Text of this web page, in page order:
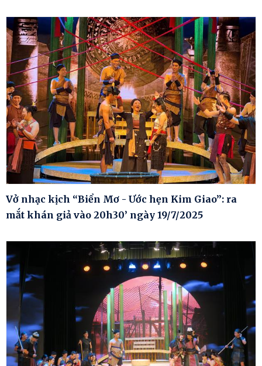
Vở nhạc kịch “Biển Mơ - Ước hẹn Kim Giao”: ra
mắt khán giả vào 20h30’ ngày 19/7/2025